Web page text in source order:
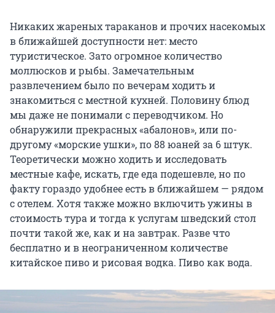
Никаких жареных тараканов и прочих насекомых
в ближайшей доступности нет: место
туристическое. Зато огромное количество
моллюсков и рыбы. Замечательным
развлечением было по вечерам ходить и
знакомиться с местной кухней. Половину блюд
мы даже не понимали с переводчиком. Но
обнаружили прекрасных «абалонов», или по-
другому «морские ушки», по88 юанейза 6 штук.
Теоретически можно ходить и исследовать
местные кафе, искать, где еда подешевле, но по
факту гораздо удобнее есть в ближайшем — рядом
с отелем. Хотя также можно включить ужины в
стоимость тура и тогда к услугам шведский стол
почти такой же, как и на завтрак. Разве что
бесплатно и в неограниченном количестве
китайское пиво и рисовая водка. Пиво как вода.